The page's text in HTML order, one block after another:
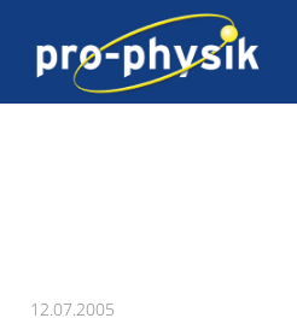
12.07.2005